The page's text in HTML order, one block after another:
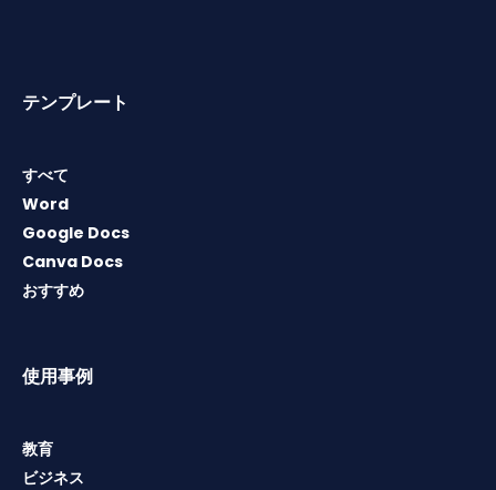
テンプレート
すべて
Word
Google Docs
Canva Docs
おすすめ
使用事例
教育
ビジネス